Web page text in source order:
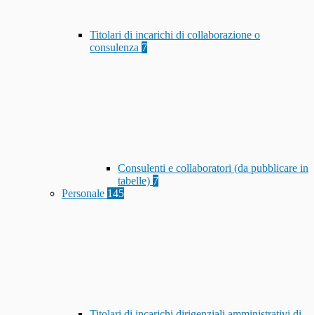
Titolari di incarichi di collaborazione o
consulenza 7
Consulenti e collaboratori (da pubblicare in
tabelle) 7
Personale 145